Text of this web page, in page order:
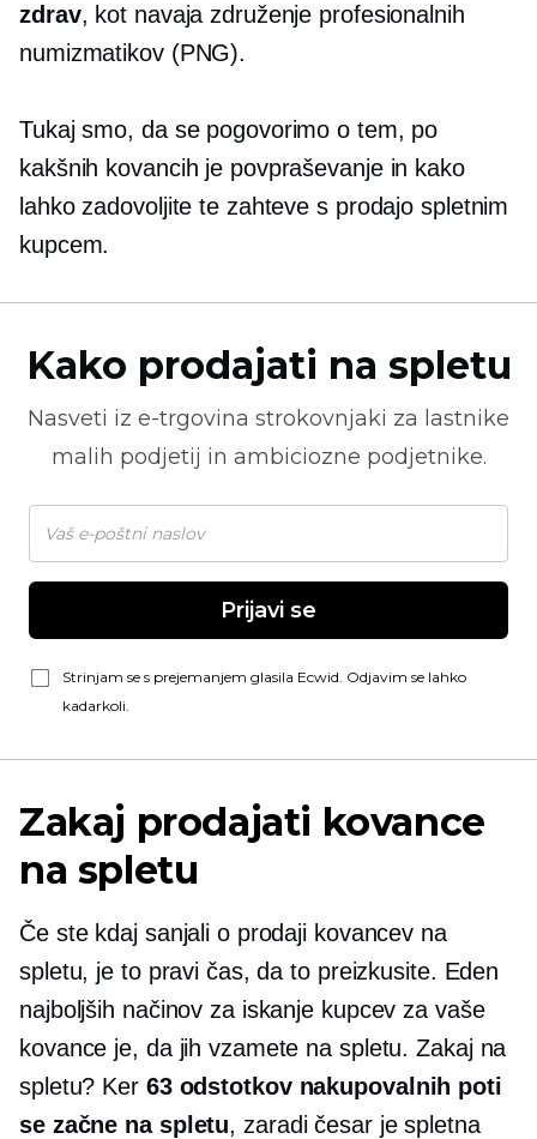
zdrav, kot navaja združenje profesionalnih
numizmatikov (PNG).
Tukaj smo, da se pogovorimo o tem, po
kakšnih kovancih je povpraševanje in kako
lahko zadovoljite te zahteve s prodajo spletnim
kupcem.
Kako prodajati na spletu
Nasveti iz e-trgovina strokovnjaki za lastnike
malih podjetij in ambiciozne podjetnike.
Prijavi se
Strinjam se s prejemanjem glasila Ecwid. Odjavim se lahko
kadarkoli.
Zakaj prodajati kovance
na spletu
Če ste kdaj sanjali o prodaji kovancev na
spletu, je to pravi čas, da to preizkusite. Eden
najboljših načinov za iskanje kupcev za vaše
kovance je, da jih vzamete na spletu. Zakaj na
spletu? Ker 63 odstotkov nakupovalnih poti
se začne na spletu, zaradi česar je spletna